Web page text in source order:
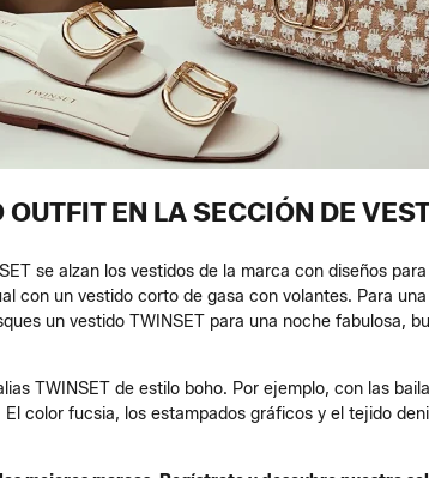
EN LA SECCIÓN DE
se alzan los vestidos de la marca con diseños
con un vestido corto de gasa con volantes. Para
un vestido TWINSET para una noche fabulosa,
TWINSET de estilo boho. Por ejemplo, con las
color fucsia, los estampados gráficos y el tejido